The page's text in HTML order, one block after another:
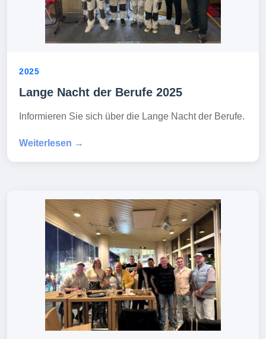
2025
Lange Nacht der Berufe 2025
Informieren Sie sich über die Lange Nacht der Berufe.
Weiterlesen →